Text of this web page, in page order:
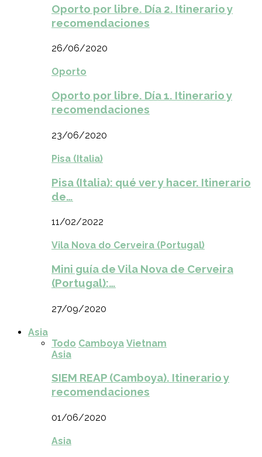
Oporto por libre. Día 2. Itinerario y
recomendaciones
26/06/2020
Oporto
Oporto por libre. Día 1. Itinerario y
recomendaciones
23/06/2020
Pisa (Italia)
Pisa (Italia): qué ver y hacer. Itinerario
de…
11/02/2022
Vila Nova do Cerveira (Portugal)
Mini guía de Vila Nova de Cerveira
(Portugal):…
27/09/2020
Asia
Todo Camboya Vietnam
Asia
SIEM REAP (Camboya). Itinerario y
recomendaciones
01/06/2020
Asia